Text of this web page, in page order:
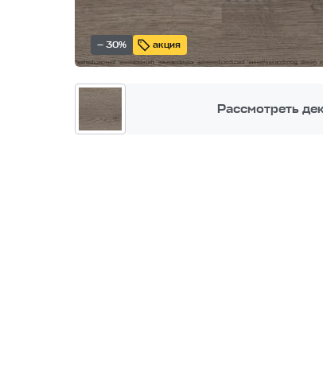
— 30% акция
Рассмотреть